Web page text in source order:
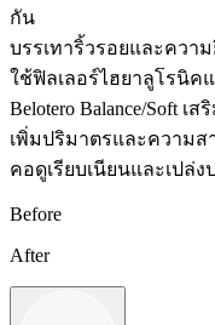
กัน
บรรเทาริ้วรอยและควา
ใช้ฟิลเลอร์ไฮยาลูโรนิค
Belotero Balance/Soft เ
เพิ่มปริมาตรและความส
คอดูเรียบเนียนและเปล่
Before
After